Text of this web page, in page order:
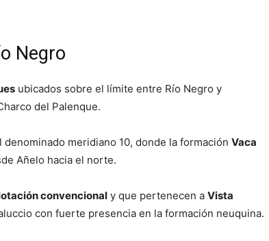
Negro
ubicados sobre el límite entre Río Negro y
del Palenque.
meridiano 10, donde la formación Vaca
Añelo hacia el norte.
convencional y que pertenecen a Vista
con fuerte presencia en la formación neuquina.